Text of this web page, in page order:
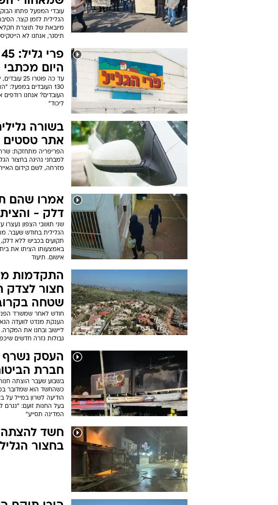
עובדי המפעל פתחו
הגלילית לזמן קצר.
מיובאת של תוצרת
תיסגר, אנחנו לא
היום מכתבי
130 העובדים
העובדים? אנחנו
ליכוד"
בשורה
אתר טסטים
הפריפריה מתחזקת:
למבחני נהיגה בחצור
מזרחה, לשם קידום
אמרו שהם
דלק -
שני תושבי הצפון
הגלילית בחודש שעבר.
תקועים בכביש ללא דלק,
באמצעותו הציתו את
אישום. תיעוד
התקדמות
חצור לצדק
שטחה
חודש לאחר שמשרד
הענקת מנדט לוועדה
ליישוב ובחנו את
גבולות גזרה חדשים
העסק נשרף
חברת
בשבוע שעבר הוצתה
כשהחשד הוא שמדובר
הודיעה לשרון במייל
המדינה תסייע"
חשד להצתה:
בחצור